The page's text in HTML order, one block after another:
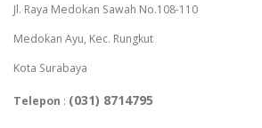
Jl. Raya Medokan Sawah No.108-110
Medokan Ayu, Kec. Rungkut
Kota Surabaya
Telepon : (031) 8714795